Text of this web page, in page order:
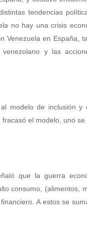
tendencias
no hay una crisis
Venezuela en España,
y las
modelo de inclusión y
el modelo, uno
que la guerra
consumo, (alimentos,
A estos se